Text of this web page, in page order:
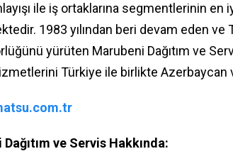
ile iş ortaklarına segmentlerinin
1983 yılından beri devam eden
yürüten Marubeni Dağıtım ve
Türkiye ile birlikte Azerbaycan
ve Servis Hakkında: